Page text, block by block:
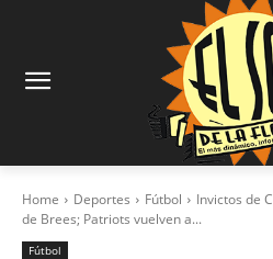
Home Deportes Fútbol
Invictos de
de Brees; Patriots vuelven a...
Fútbol